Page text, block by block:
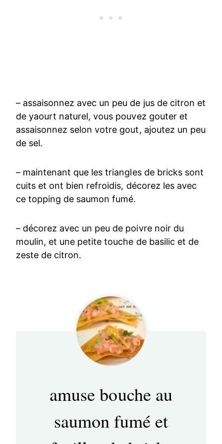
– assaisonnez avec un peu de jus de citron et
de yaourt naturel, vous pouvez gouter et
assaisonnez selon votre gout, ajoutez un peu
de sel.
– maintenant que les triangles de bricks sont
cuits et ont bien refroidis, décorez les avec
ce topping de saumon fumé.
– décorez avec un peu de poivre noir du
moulin, et une petite touche de basilic et de
zeste de citron.
amuse bouche au
saumon fumé et